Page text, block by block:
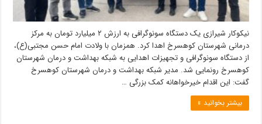
نیکوکار شیرازی یک دستگاه سونوگرافی به ارزش ۲ میلیارد تومان به مرکز
درمانی شهرستان کوهسرخ اهدا کرد. همزمان با ولادت امام حسن مجتبی(ع)،
از دستگاه سونوگرافی و تجهیزات اهدایی به شبکه بهداشت و درمان شهرستان
کوهسرخ رونمایی شد. مدیر شبکه بهداشت و درمان شهرستان کوهسرخ
گفت: این اقدام خیرخواهانه کمک بزرگی …
بیشتر بخوانید »